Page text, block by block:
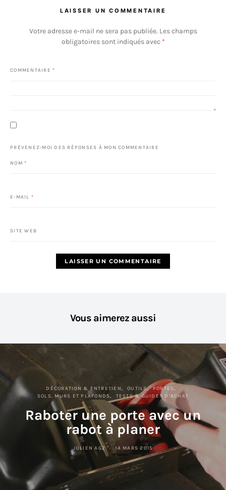
LAISSER UN COMMENTAIRE
Votre adresse e-mail ne sera pas publiée. Les champs
obligatoires sont indiqués avec *
COMMENTAIRE *
PRÉVENEZ-MOI DES RÉPONSES À MON COMMENTAIRE
NOM *
E-MAIL *
SITE WEB
Vous aimerez aussi
DÉCORATION & ENTRETIEN OUTILS
PORTES
SOLS, MURS ET PLAFONDS
TESTS & GUIDES D’ACHAT
Raboter une porte avec un
rabot à planer
JULIEN AGZ 14 MARS 2015